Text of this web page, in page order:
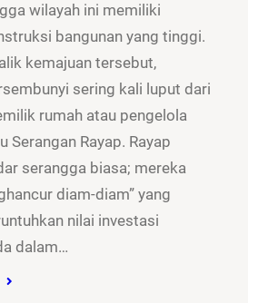
wilayah ini memiliki
bangunan yang tinggi.
kemajuan tersebut,
sering kali luput dari
rumah atau pengelola
Serangan Rayap. Rayap
serangga biasa; mereka
diam-diam” yang
nilai investasi
dalam…